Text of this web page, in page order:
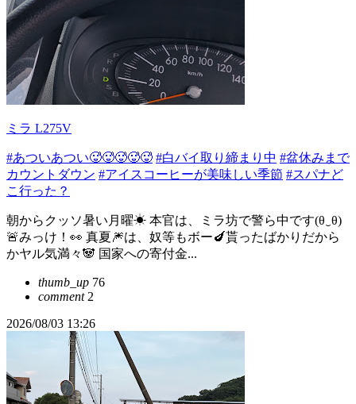
ミラ L275V
#あついあつい🥵🥵🥵🥵🥵 #白バイ取り締まり中 #盆休みまで
カウントダウン #アイスコーヒーが美味しい季節 #スパナど
こ行った？
朝からクッソ暑い月曜☀ 本官は、ミラ坊で警ら中です(⁠θ⁠‿⁠θ⁠)
🚨みっけ！👀 真夏🎆は、奴等もボー🍆貰ったばかりだから
かヤル気満々🐼 国家への寄付金...
thumb_up 76
comment2
2026/08/03 13:26